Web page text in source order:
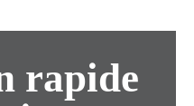
rapide